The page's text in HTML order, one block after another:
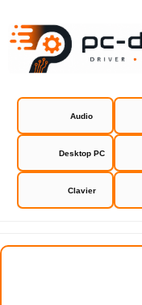
Audio
Desktop PC
Clavier